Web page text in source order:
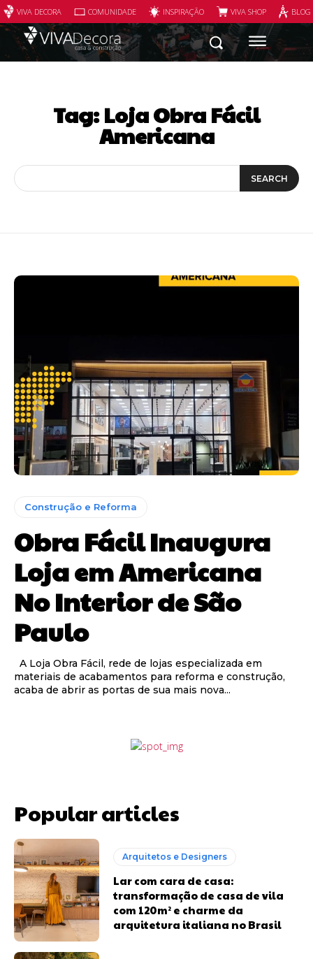
VIVA DECORA COMUNIDADE INSPIRAÇÃO VIVA SHOP
Tag:Loja Obra Fácil
Americana
SEARCH
Construção e Reforma
Obra Fácil Inaugura
Loja em Americana
No Interior de São
Paulo
materiais de acabamentos para reforma e construção,
acaba de abrir as portas de sua mais nova...
Popular articles
Arquitetos e Designers
Lar com cara de casa:
transformação de casa de vila
com 120m² e charme da
arquitetura italiana no Brasil